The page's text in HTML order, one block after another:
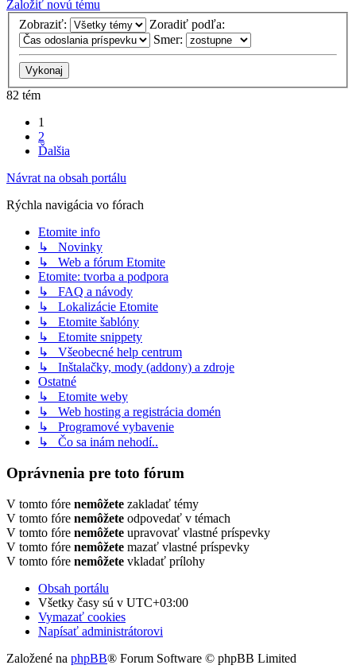
Založiť novú tému
Zobraziť:
Zoradiť podľa:
Smer:
82 tém
1
2
Ďalšia
Návrat na obsah portálu
Rýchla navigácia vo fórach
Etomite info
↳ Novinky
↳ Web a fórum Etomite
Etomite: tvorba a podpora
↳ FAQ a návody
↳ Lokalizácie Etomite
↳ Etomite šablóny
↳ Etomite snippety
↳ Všeobecné help centrum
↳ Inštalačky, mody (addony) a zdroje
Ostatné
↳ Etomite weby
↳ Web hosting a registrácia domén
↳ Programové vybavenie
↳ Čo sa inám nehodí..
Oprávnenia pre toto fórum
V tomto fóre nemôžete zakladať témy
V tomto fóre nemôžete odpovedať v témach
V tomto fóre nemôžete upravovať vlastné príspevky
V tomto fóre nemôžete mazať vlastné príspevky
V tomto fóre nemôžete vkladať prílohy
Obsah portálu
Všetky časy sú v UTC+03:00
Vymazať cookies
Napísať administrátorovi
Založené na phpBB® Forum Software © phpBB Limited